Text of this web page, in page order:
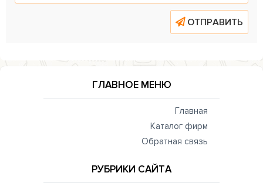
ОТПРАВИТЬ
ГЛАВНОЕ МЕНЮ
Главная
Каталог фирм
Обратная связь
РУБРИКИ САЙТА